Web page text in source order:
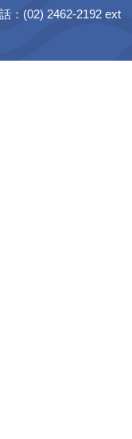
(02) 2462-2192 ext